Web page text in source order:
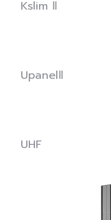
Kslim Ⅱ
UpanelⅡ
UHF